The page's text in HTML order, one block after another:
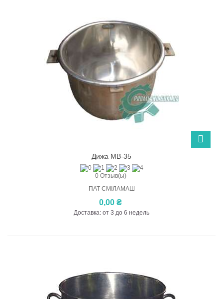
Дижа МВ-35
0 Отзыв(ы)
ПАТ СМІЛАМАШ
0,00 ₴
Доставка: от 3 до 6 недель